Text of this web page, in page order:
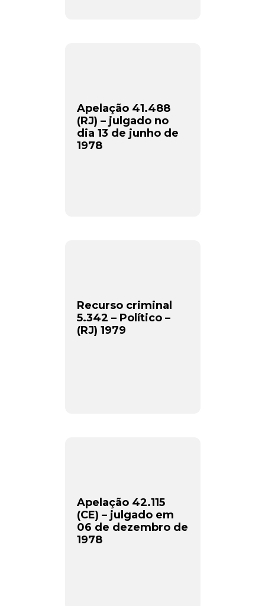
Apelação 41.488
(RJ) – julgado no
dia 13 de junho de
1978
Recurso criminal
5.342 – Político –
(RJ) 1979
Apelação 42.115
(CE) – julgado em
06 de dezembro de
1978